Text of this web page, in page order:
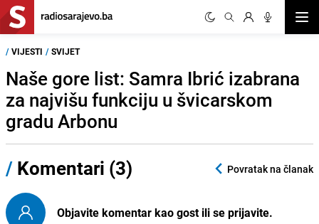
/ VIJESTI / SVIJET
Naše gore list: Samra Ibrić izabrana
za najvišu funkciju u švicarskom
gradu Arbonu
/ Komentari (3) Povratak na članak
Objavite komentar kao gost ili se prijavite.